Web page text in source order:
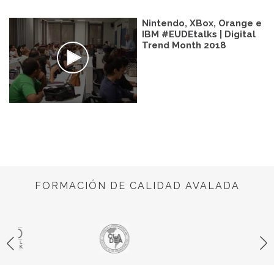
Nintendo, XBox, Orange e
IBM #EUDEtalks | Digital
Trend Month 2018
FORMACIÓN DE CALIDAD AVALADA